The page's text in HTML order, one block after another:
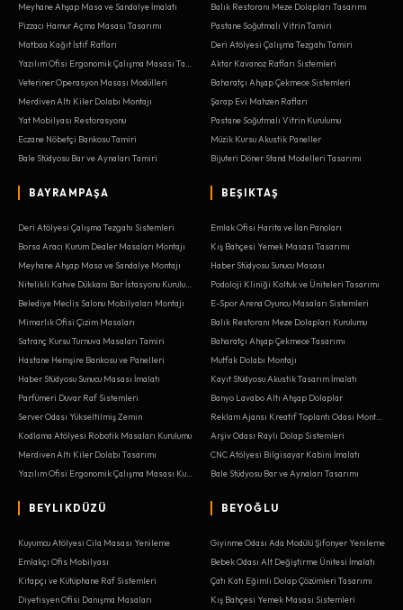
Meyhane Ahşap Masa ve Sandalye İmalatı
Pizzacı Hamur Açma Masası Tasarımı
Matbaa Kağıt İstif Rafları
Veteriner Operasyon Masası Modülleri
Merdiven Altı Kiler Dolabı Montajı
Yat Mobilyası Restorasyonu
Eczane Nöbetçi Bankosu Tamiri
Bale Stüdyosu Bar ve Aynaları Tamiri
Balık Restoranı Meze Dolapları Tasarımı
Pastane Soğutmalı Vitrin Tamiri
Deri Atölyesi Çalışma Tezgahı Tamiri
Aktar Kavanoz Rafları Sistemleri
Baharatçı Ahşap Çekmece Sistemleri
Şarap Evi Mahzen Rafları
Pastane Soğutmalı Vitrin Kurulumu
Müzik Kursu Akustik Paneller
Bijuteri Döner Stand Modelleri Tasarımı
BAYRAMPAŞA
Deri Atölyesi Çalışma Tezgahı Sistemleri
Borsa Aracı Kurum Dealer Masaları Montajı
Meyhane Ahşap Masa ve Sandalye Montajı
Belediye Meclis Salonu Mobilyaları Montajı
Mimarlık Ofisi Çizim Masaları
Satranç Kursu Turnuva Masaları Tamiri
Hastane Hemşire Bankosu ve Panelleri
Haber Stüdyosu Sunucu Masası İmalatı
Parfümeri Duvar Raf Sistemleri
Server Odası Yükseltilmiş Zemin
Kodlama Atölyesi Robotik Masaları Kurulumu
Merdiven Altı Kiler Dolabı Tasarımı
BEŞIKTAŞ
Emlak Ofisi Harita ve İlan Panoları
Kış Bahçesi Yemek Masası Tasarımı
Haber Stüdyosu Sunucu Masası
Podoloji Kliniği Koltuk ve Üniteleri Tasarımı
E-Spor Arena Oyuncu Masaları Sistemleri
Balık Restoranı Meze Dolapları Kurulumu
Baharatçı Ahşap Çekmece Tasarımı
Mutfak Dolabı Montajı
Kayıt Stüdyosu Akustik Tasarım İmalatı
Banyo Lavabo Altı Ahşap Dolaplar
Arşiv Odası Raylı Dolap Sistemleri
CNC Atölyesi Bilgisayar Kabini İmalatı
Bale Stüdyosu Bar ve Aynaları Tasarımı
BEYLIKDÜZÜ
Kuyumcu Atölyesi Cila Masası Yenileme
Emlakçı Ofis Mobilyası
Kitapçı ve Kütüphane Raf Sistemleri
Diyetisyen Ofisi Danışma Masaları
BEYOĞLU
Giyinme Odası Ada Modülü Şifonyer Yenileme
Bebek Odası Alt Değiştirme Ünitesi İmalatı
Çatı Katı Eğimli Dolap Çözümleri Tasarımı
Kış Bahçesi Yemek Masası Sistemleri